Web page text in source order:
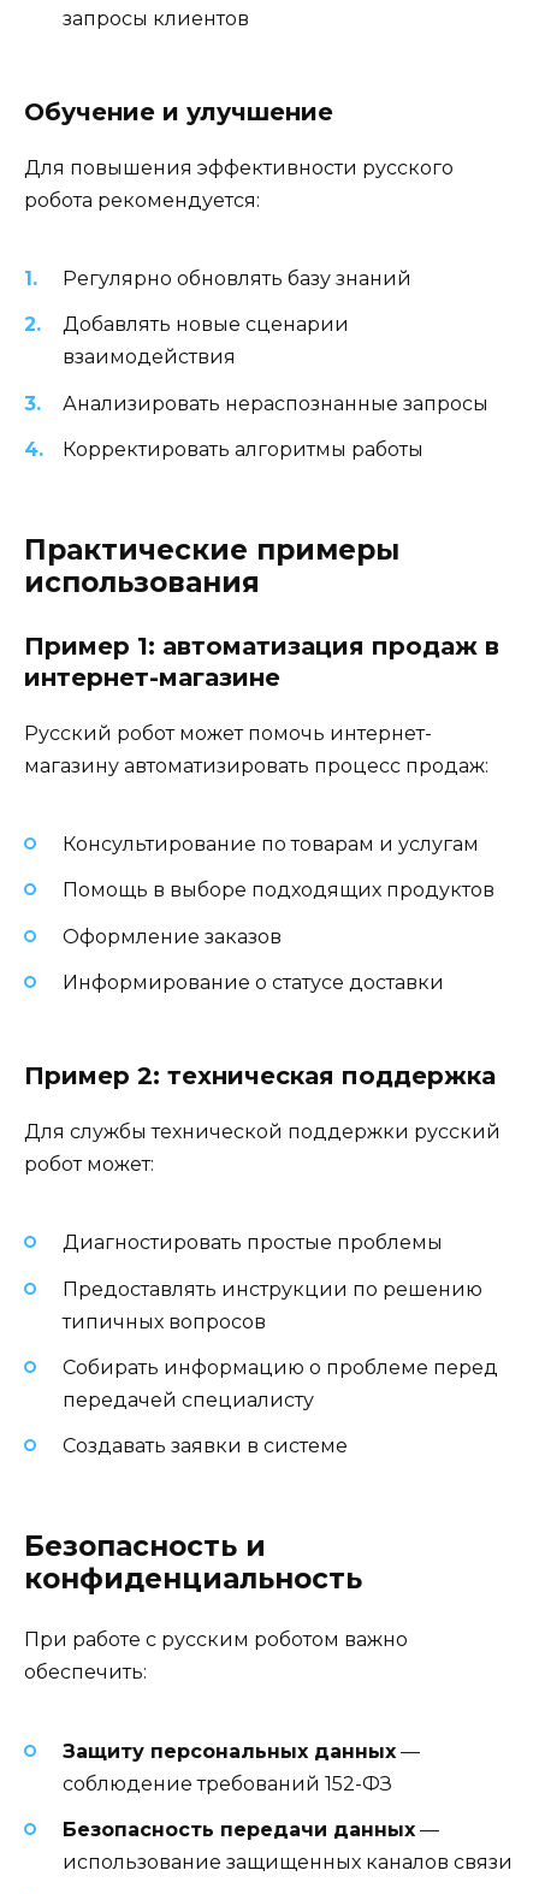
запросы клиентов
Обучение и улучшение
Для повышения эффективности русского
робота рекомендуется:
Регулярно обновлять базу знаний
Добавлять новые сценарии
взаимодействия
Анализировать нераспознанные запросы
Корректировать алгоритмы работы
Практические примеры
использования
Пример 1: автоматизация продаж в
интернет-магазине
Русский робот может помочь интернет-
магазину автоматизировать процесс продаж:
Консультирование по товарам и услугам
Помощь в выборе подходящих продуктов
Оформление заказов
Информирование о статусе доставки
Пример 2: техническая поддержка
Для службы технической поддержки русский
робот может:
Диагностировать простые проблемы
Предоставлять инструкции по решению
типичных вопросов
Собирать информацию о проблеме перед
передачей специалисту
Создавать заявки в системе
Безопасность и
конфиденциальность
При работе с русским роботом важно
обеспечить:
Защиту персональных данных —
соблюдение требований 152-ФЗ
Безопасность передачи данных —
использование защищенных каналов связи